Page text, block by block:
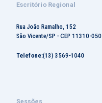
Escritório Regional
Rua João Ramalho, 152
São Vicente/SP - CEP 11310-050
Telefone:(13) 3569-1040
Sessões